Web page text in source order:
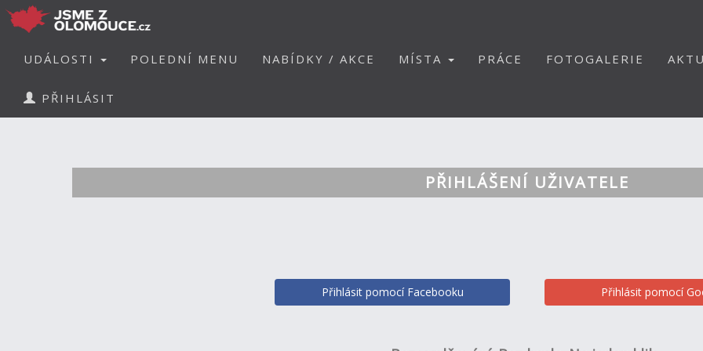
UDÁLOSTI POLEDNÍ MENU NABÍDKY / AKCE MÍSTA PRÁCE FOTOGALERIE
PŘIHLÁSIT
PŘIHLÁŠENÍ UŽIVATELE
Přihlásit pomocí Facebooku Přihlásit pomocí